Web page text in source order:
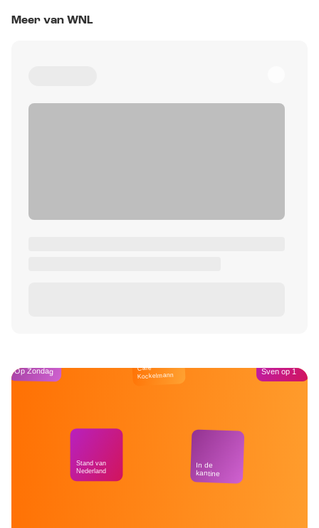
Meer van WNL
Op Zondag
Stand van
Nederland
Café
Kockelmann
In de
kantine
Sven op 1